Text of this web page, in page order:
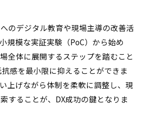
のデジタル教育や現場主導の改善活
規模な実証実験（PoC）から始め
全体に展開するステップを踏むこと
感を最小限に抑えることができま
上げながら体制を柔軟に調整し、現
することが、DX成功の鍵となりま